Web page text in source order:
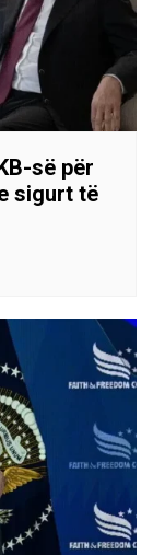
së për
sigurt të